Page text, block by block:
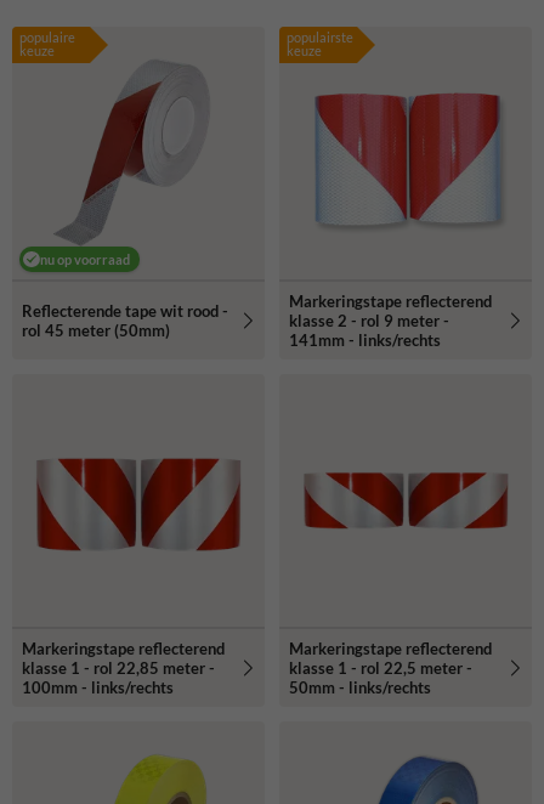
populaire
keuze
nu op voorraad
Reflecterende tape wit rood -
rol 45 meter (50mm)
populairste
keuze
Markeringstape reflecterend
klasse 2 - rol 9 meter -
141mm - links/rechts
Markeringstape reflecterend
klasse 1 - rol 22,85 meter -
100mm - links/rechts
Markeringstape reflecterend
klasse 1 - rol 22,5 meter -
50mm - links/rechts